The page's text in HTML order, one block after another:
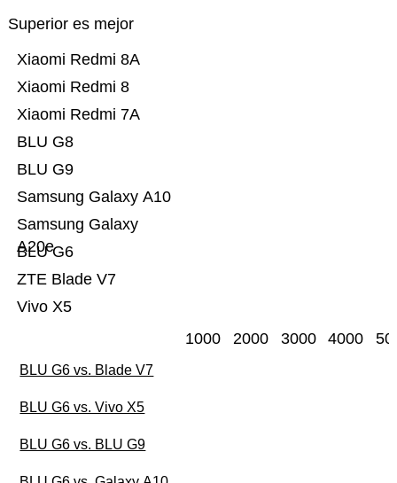
Superior es mejor
Vivo X5
ZTE Blade V7
BLU G6
Samsung Galaxy
A20e
Samsung Galaxy A10
BLU G9
BLU G8
Xiaomi Redmi 7A
Xiaomi Redmi 8
Xiaomi Redmi 8A
1000 2000 3000 4000
BLU G6 vs. Blade V7
BLU G6 vs. Vivo X5
BLU G6 vs. BLU G9